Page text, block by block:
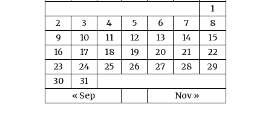
« Sep Nov »
1
2
3 4 5 6 7
8
9
10 11 12 13 14
15
16
17 18 19 20 21
22
23
24 25 26 27 28
29
30
31